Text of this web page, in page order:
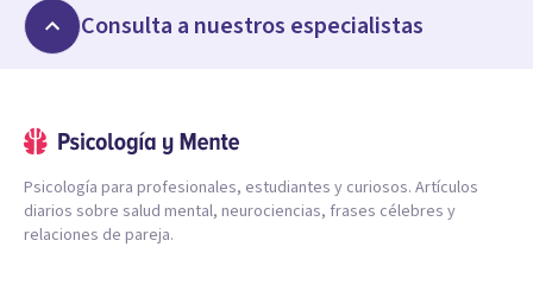
Consulta a nuestros especialistas
Psicología para profesionales, estudiantes y curiosos. Artículos
diarios sobre salud mental, neurociencias, frases célebres y
relaciones de pareja.